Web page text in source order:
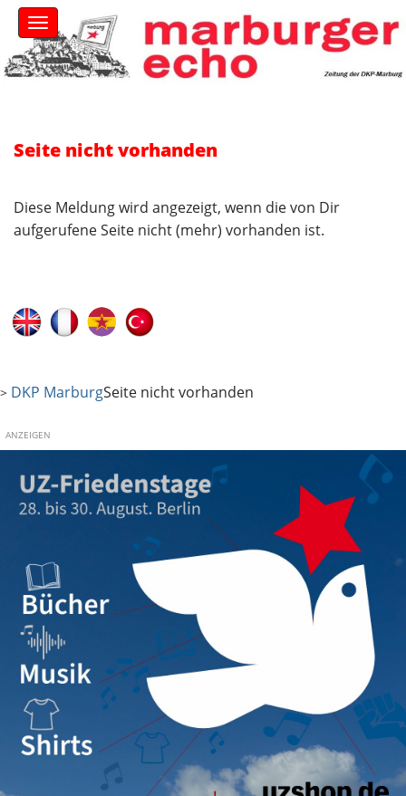
M
a
i
n
k
i
p
o
e
n
Seite nicht vorhanden
Diese Meldung wird angezeigt, wenn die von Dir
aufgerufene Seite nicht (mehr) vorhanden ist.
> DKP MarburgSeite nicht vorhanden
ANZEIGEN